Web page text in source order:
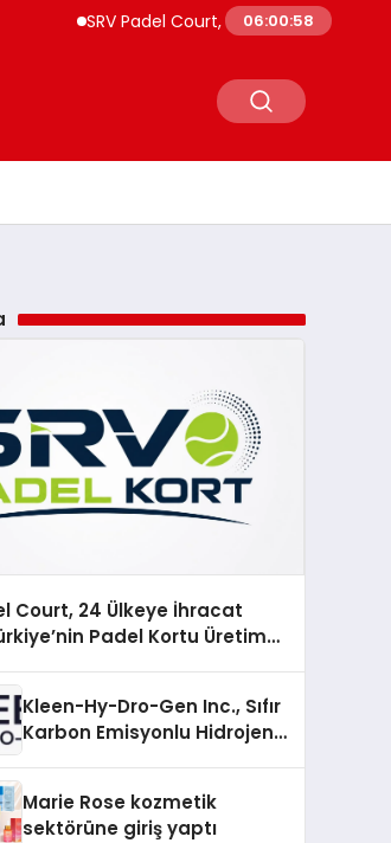
SRV Padel Court, 24 Ülkeye İhracat Yapan
06:00:59
Court, 24 Ülkeye İhracat
Padel Kortu Üretim
Kleen-Hy-Dro-Gen Inc., Sıfır
Karbon Emisyonlu Hidrojen
Aldı
Marie Rose kozmetik
sektörüne giriş yaptı